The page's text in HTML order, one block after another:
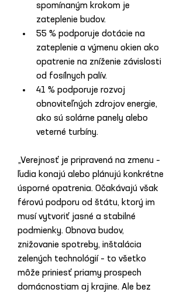
spomínaným krokom je
zateplenie budov.
55 % podporuje dotácie na
zateplenie a výmenu okien ako
opatrenie na zníženie závislosti
od fosílnych palív.
41 % podporuje rozvoj
obnoviteľných zdrojov energie,
ako sú solárne panely alebo
veterné turbíny.
„Verejnosť je pripravená na zmenu –
ľudia konajú alebo plánujú konkrétne
úsporné opatrenia. Očakávajú však
férovú podporu od štátu, ktorý im
musí vytvoriť jasné a stabilné
podmienky. Obnova budov,
znižovanie spotreby, inštalácia
zelených technológií – to všetko
môže priniesť priamy prospech
domácnostiam aj krajine. Ale bez